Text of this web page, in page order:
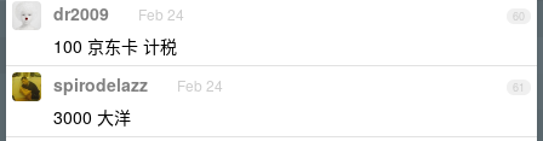
60
dr2009 Feb 24
100 京东卡 计税
61
spirodelazz Feb 24
3000 大洋